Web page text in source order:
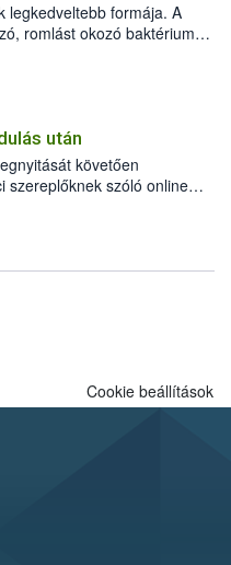
legkedveltebb formája. A
romlást okozó baktériumok
A szabadtéri sütögetés
technikáról szól: legalább
hőkezelés, valamint a
Élelmiszerlánc-
összegyűjtötte a
tudnivalóit.
után
követően
szereplőknek szóló online
Cookie beállítások